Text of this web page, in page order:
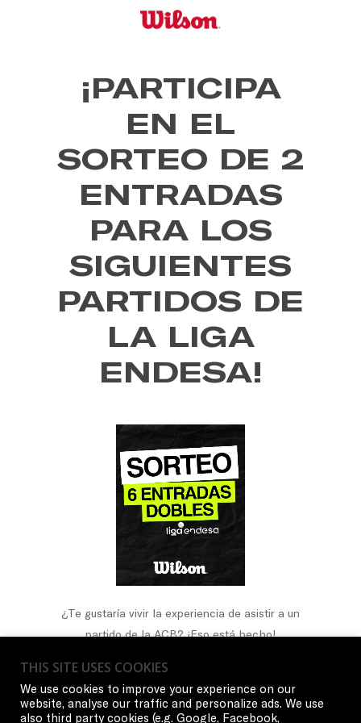
¡PARTICIPA
EN EL
SORTEO DE 2
ENTRADAS
PARA LOS
SIGUIENTES
PARTIDOS DE
LA LIGA
ENDESA!
¿Te gustaría vivir la experiencia de asistir a un
partido de la ACB? ¡Eso está hecho!
ganar 2 entradas para cada uno de estos 3
partidos, TÚ ELIGES 😱
THIS SITE USES COOKIES
We use cookies to improve your experience on our
website, analyse our traffic and personalize ads. We use
also third party cookies (e.g. Google, Facebook,